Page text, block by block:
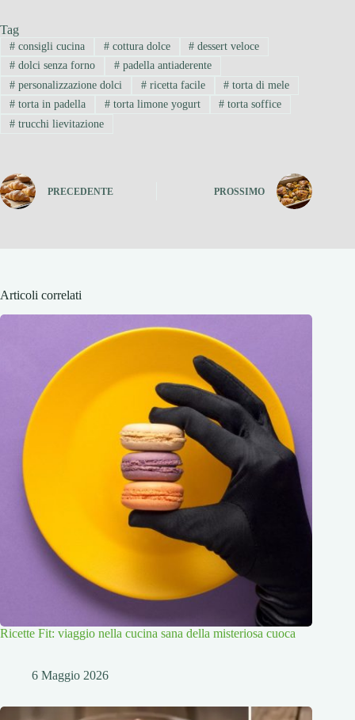
Tag
#consigli cucina #cottura dolce # dessert veloce
#dolci senza forno #padella antiaderente
#personalizzazione dolci #ricetta facile # torta di mele
#torta in padella #torta limone yogurt # torta soffice
#trucchi lievitazione
PRECEDENTE PROSSIMO
Articoli correlati
Ricette Fit: viaggio nella cucina sana della misteriosa cuoca
6 Maggio 2026